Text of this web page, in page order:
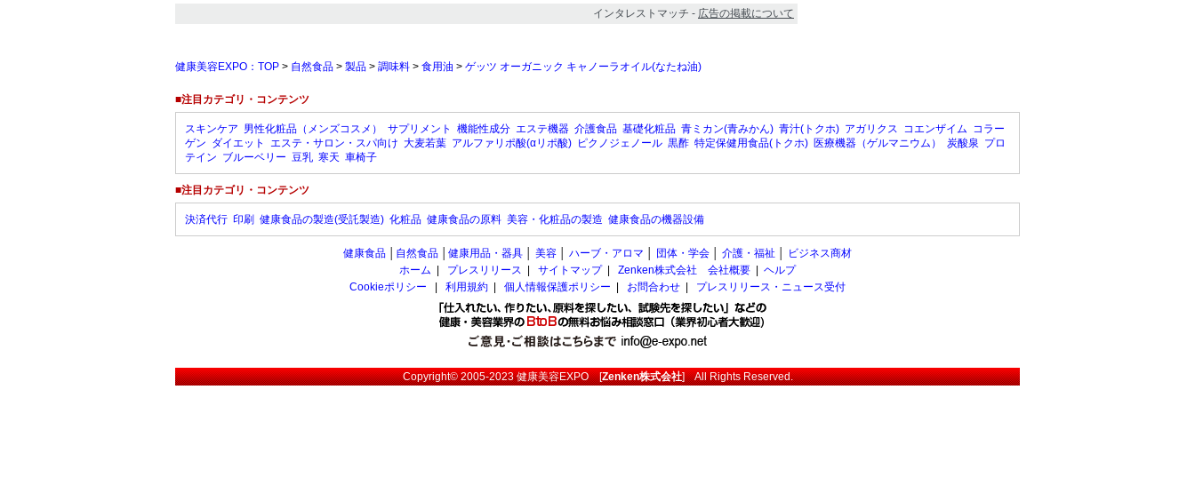
インタレストマッチ - 広告の掲載について
健康美容EXPO：TOP > 自然食品 > 製品 > 調味料 > 食用油 > ゲッツ オーガニック キャノーラオイル(なたね油)
■注目カテゴリ・コンテンツ
スキンケア 男性化粧品（メンズコスメ） サプリメント 機能性成分 エステ機器 介護食品 基礎化粧品 青ミカン(青みかん) 青汁(トクホ) アガリクス コエンザイム コラー
ゲン ダイエット エステ・サロン・スパ向け 大麦若葉 アルファリポ酸(αリポ酸) ピクノジェノール 黒酢 特定保健用食品(トクホ) 医療機器（ゲルマニウム） 炭酸泉 プロ
テイン ブルーベリー 豆乳 寒天 車椅子
■注目カテゴリ・コンテンツ
決済代行 印刷 健康食品の製造(受託製造) 化粧品 健康食品の原料 美容・化粧品の製造 健康食品の機器設備
健康食品 自然食品 健康用品・器具 美容 ハーブ・アロマ 団体・学会 介護・福祉
ビジネス商材
ホーム
プレスリリース サイトマップ| Zenken株式会社 会社概要
ヘルプ
Cookieポリシー
利用規約 個人情報保護ポリシー お問合わせ プレスリリース・ニュース受付
Copyright© 2005-2023健康美容EXPO[Zenken株式会社] All Rights Reserved.